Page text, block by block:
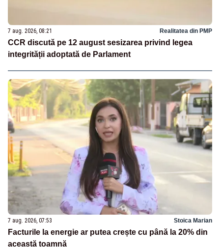
7 aug. 2026, 08:21 Realitatea din PMP
CCR discută pe 12 august sesizarea privind legea
integrității adoptată de Parlament
7 aug. 2026, 07:53 Stoica Marian
Facturile la energie ar putea crește cu până la 20% din
această toamnă